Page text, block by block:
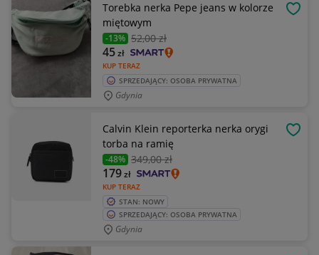
Torebka nerka Pepe jeans w kolorze
miętowym
-13% 52,00 zł
KUP TERAZ
45zł
SPRZEDAJĄCY: OSOBA PRYWATNA
Gdynia
Calvin Klein reporterka nerka orygi
torba na ramię
-48% 349,00 zł
KUP TERAZ
179zł
STAN: NOWY
SPRZEDAJĄCY: OSOBA PRYWATNA
Gdynia